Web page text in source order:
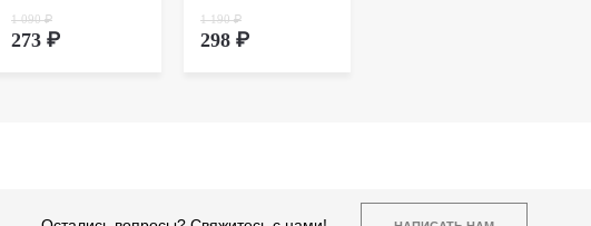
1 090 ₽
273 ₽
1 190 ₽
298 ₽